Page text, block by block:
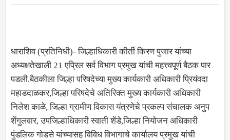
धाराशिव (प्रतिनिधी)- जिल्हाधिकारी कीर्ती किरण पुजार यांच्या
अध्यक्षतेखाली 21 एप्रिल सर्व विभाग प्रमुख यांची महत्त्वपूर्ण बैठक पार
पडली.बैठकीला जिल्हा परिषदेच्या मुख्य कार्यकारी अधिकारी प्रियंवदा
महाडदाळकर,जिल्हा परिषदेचे अतिरिक्त मुख्य कार्यकारी अधिकारी
निलेश काळे, जिल्हा ग्रामीण विकास यंत्रणेचे प्रकल्प संचालक अनुप
शेंगुलवार, उपजिल्हाधिकारी स्वाती शेंडे,जिल्हा नियोजन अधिकारी
पुंडलिक गोडसे यांच्यासह विविध विभागाचे कार्यालय प्रमुख यांची